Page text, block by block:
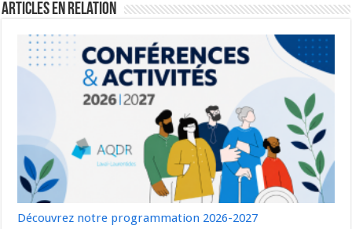
Articles en relation
Découvrez notre programmation 2026-2027